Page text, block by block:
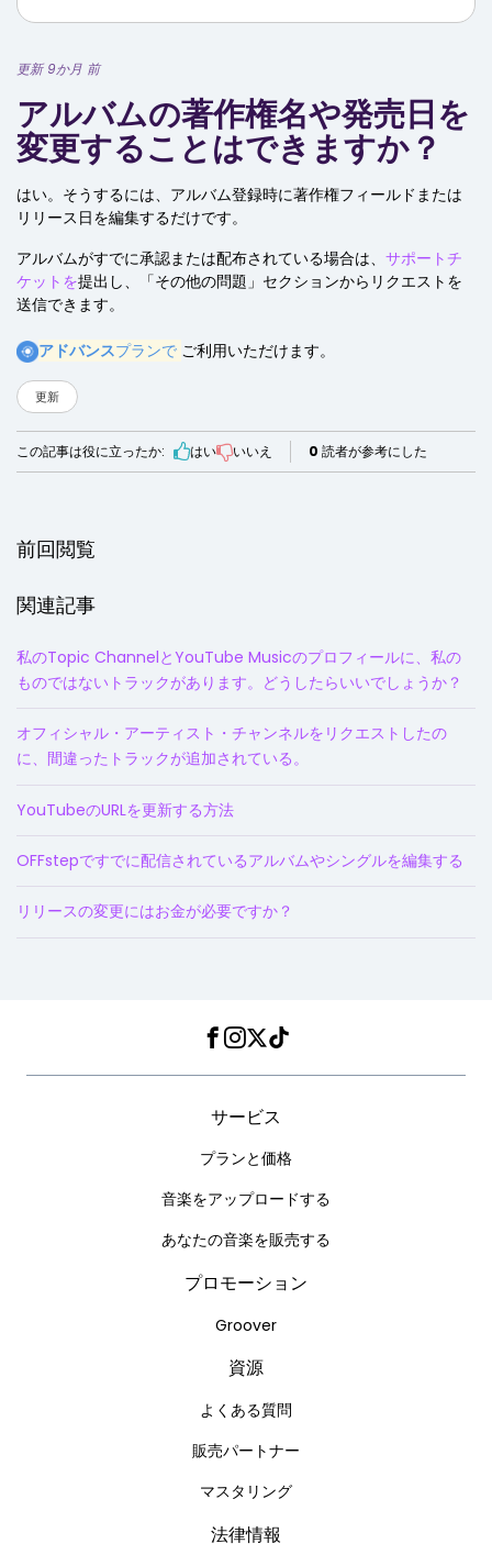
更新 9か月 前
アルバムの著作権名や発売日を
変更することはできますか？
はい。そうするには、アルバム登録時に著作権フィールドまたは
リリース日を編集するだけです。
アルバムがすでに承認または配布されている場合は、 サポートチ
ケットを提出し、「その他の問題」セクションからリクエストを
送信できます。
アドバンスプランで ご利用いただけます。
更新
この記事は役に立ったか: はい いいえ 0 読者が参考にした
前回閲覧
関連記事
私のTopic ChannelとYouTube Musicのプロフィールに、私の
ものではないトラックがあります。どうしたらいいでしょうか？
オフィシャル・アーティスト・チャンネルをリクエストしたの
に、間違ったトラックが追加されている。
YouTubeのURLを更新する方法
OFFstepですでに配信されているアルバムやシングルを編集する
リリースの変更にはお金が必要ですか？
Facebook
Instagram
Twitter
TikTok
サービス
プランと価格
音楽をアップロードする
あなたの音楽を販売する
プロモーション
Groover
資源
よくある質問
販売パートナー
マスタリング
法律情報